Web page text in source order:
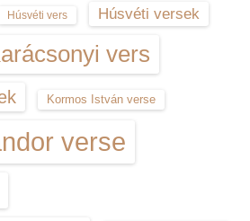
Húsvéti vers Húsvéti versek
vers
Kormos István verse
verse